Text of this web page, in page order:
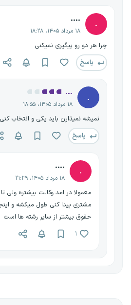
.
....
۱۸ مرداد ۱۴۰۵، ۱۸:۲۸
چرا هر دو رو پیگیری نمیکنی
پاسخ
.
...
۱۸ مرداد ۱۴۰۵، ۱۸:۵۵
نمیشه نمیذارن باید یکی و انتخاب کنی
پاسخ
.
....
۱۸ مرداد ۱۴۰۵، ۲۱:۳۹
معمولا در امد وکالت بیشتره ولی
مشتری پیدا کنی طول میکشه و
حقوق بیشتر از سایر رشته ها است
۱